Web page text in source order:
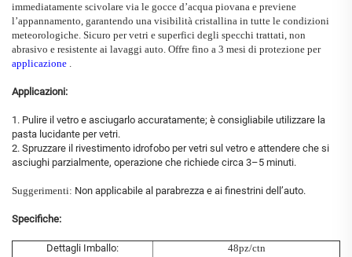
immediatamente scivolare via le gocce d’acqua piovana e previene
l’appannamento, garantendo una visibilità cristallina in tutte le condizioni
meteorologiche. Sicuro per vetri e superfici degli specchi trattati, non
abrasivo e resistente ai lavaggi auto. Offre fino a 3 mesi di protezione per
applicazione .
Applicazioni:
1. Pulire il vetro e asciugarlo accuratamente; è consigliabile utilizzare la
pasta lucidante per vetri.
2. Spruzzare il rivestimento idrofobo per vetri sul vetro e attendere che si
asciughi parzialmente, operazione che richiede circa 3–5 minuti.
Suggerimenti: Non applicabile al parabrezza e ai finestrini dell’auto.
Specifiche:
Dettagli Imballo: 48pz/ctn